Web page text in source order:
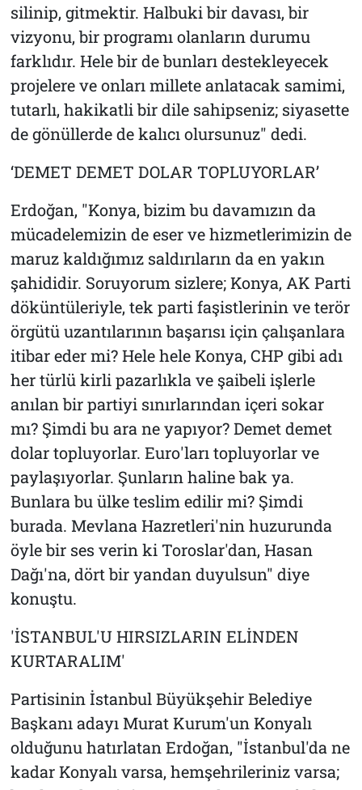
silinip, gitmektir. Halbuki bir davası, bir
vizyonu, bir programı olanların durumu
farklıdır. Hele bir de bunları destekleyecek
projelere ve onları millete anlatacak samimi,
tutarlı, hakikatli bir dile sahipseniz; siyasette
de gönüllerde de kalıcı olursunuz" dedi.
‘DEMET DEMET DOLAR TOPLUYORLAR’
Erdoğan, "Konya, bizim bu davamızın da
mücadelemizin de eser ve hizmetlerimizin de
maruz kaldığımız saldırıların da en yakın
şahididir. Soruyorum sizlere; Konya, AK Parti
döküntüleriyle, tek parti faşistlerinin ve terör
örgütü uzantılarının başarısı için çalışanlara
itibar eder mi? Hele hele Konya, CHP gibi adı
her türlü kirli pazarlıkla ve şaibeli işlerle
anılan bir partiyi sınırlarından içeri sokar
mı? Şimdi bu ara ne yapıyor? Demet demet
dolar topluyorlar. Euro'ları topluyorlar ve
paylaşıyorlar. Şunların haline bak ya.
Bunlara bu ülke teslim edilir mi? Şimdi
burada. Mevlana Hazretleri'nin huzurunda
öyle bir ses verin ki Toroslar'dan, Hasan
Dağı'na, dört bir yandan duyulsun" diye
konuştu.
'İSTANBUL'U HIRSIZLARIN ELİNDEN
KURTARALIM'
Partisinin İstanbul Büyükşehir Belediye
Başkanı adayı Murat Kurum'un Konyalı
olduğunu hatırlatan Erdoğan, "İstanbul'da ne
kadar Konyalı varsa, hemşehrileriniz varsa;